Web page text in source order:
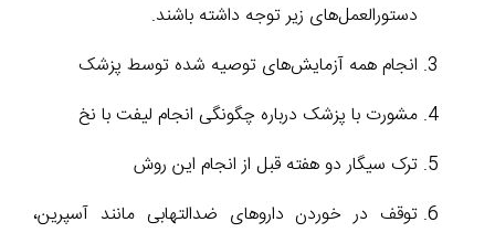
دستورالعمل‌های زیر توجه داشته باشند.
انجام همه آزمایش‌های توصیه شده توسط پزشک
مشورت با پزشک درباره چگونگی انجام لیفت با نخ
ترک سیگار دو هفته قبل از انجام این روش
توقف در خوردن داروهای ضدالتهابی مانند آسپرین،